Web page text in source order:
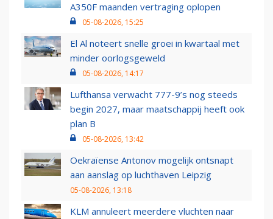
A350F maanden vertraging oplopen
05-08-2026, 15:25
El Al noteert snelle groei in kwartaal met
minder oorlogsgeweld
05-08-2026, 14:17
Lufthansa verwacht 777-9’s nog steeds
begin 2027, maar maatschappij heeft ook
plan B
05-08-2026, 13:42
Oekraïense Antonov mogelijk ontsnapt
aan aanslag op luchthaven Leipzig
05-08-2026, 13:18
KLM annuleert meerdere vluchten naar